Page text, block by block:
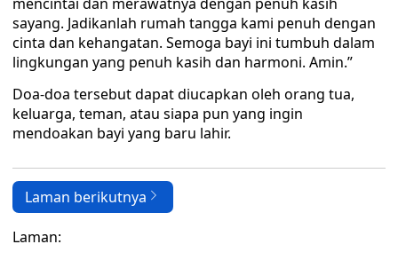
sayang. Jadikanlah rumah tangga kami penuh dengan
cinta dan kehangatan. Semoga bayi ini tumbuh dalam
lingkungan yang penuh kasih dan harmoni. Amin.”
Doa-doa tersebut dapat diucapkan oleh orang tua,
keluarga, teman, atau siapa pun yang ingin
mendoakan bayi yang baru lahir.
Laman berikutnya
Laman: